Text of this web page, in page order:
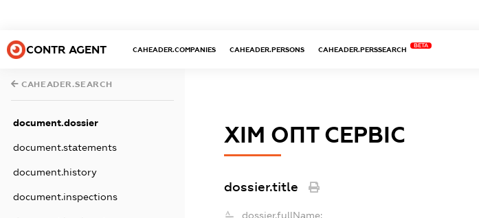
CONTR AGENT CAHEADER.COMPANIES CAHEADER.PERSONS CAHEADER.PERSSEARCH
BETA
CAHEADER.SEARCH
document.dossier
document.statements
document.history
document.inspections
ХІМ ОПТ СЕРВІС
dossier.title
dossier.fullName: